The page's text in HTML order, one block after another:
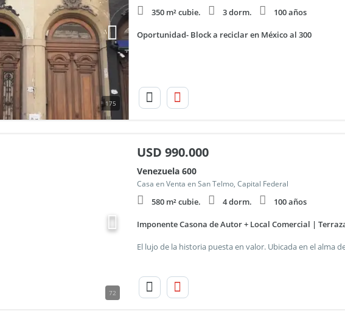
175
350 m² cubie. 3 dorm. 100 años
Oportunidad- Block a reciclar en México al 300
72
USD 990.000
Venezuela 600
Casa en Venta en San Telmo, Capital Federal
580 m² cubie. 4 dorm. 100 años
Imponente Casona de Autor + Local Comercial |